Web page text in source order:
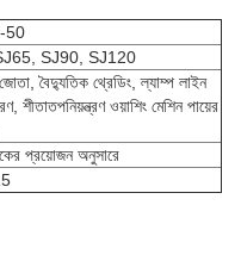
50
SJ90, SJ120
বৈদ্যুতিক থ্রেডিং, ল্যাম্প লাইন
শীতাতপনিয়ন্ত্রণ ওয়াশিং মেশিন পায়ের
প্রয়োজন অনুসারে